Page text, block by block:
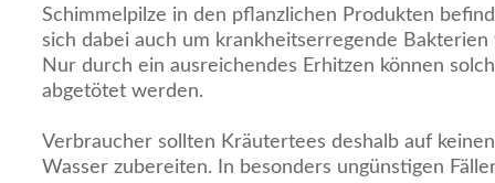
Schimmelpilze in den pflanzlichen Produkten
sich dabei auch um krankheitserregende Bakterien
Nur durch ein ausreichendes Erhitzen können
abgetötet werden.
Verbraucher sollten Kräutertees deshalb auf
Wasser zubereiten. In besonders ungünstigen